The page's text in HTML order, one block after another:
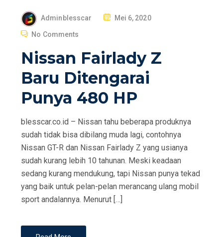
Adminblesscar
P
D
O
Mei 6, 2020
No Comments
Nissan Fairlady Z
Baru Ditengarai
Punya 480 HP
blesscar.co.id – Nissan tahu beberapa produknya
sudah tidak bisa dibilang muda lagi, contohnya
Nissan GT-R dan Nissan Fairlady Z yang usianya
sudah kurang lebih 10 tahunan. Meski keadaan
sedang kurang mendukung, tapi Nissan punya tekad
yang baik untuk pelan-pelan merancang ulang mobil
sport andalannya. Menurut […]